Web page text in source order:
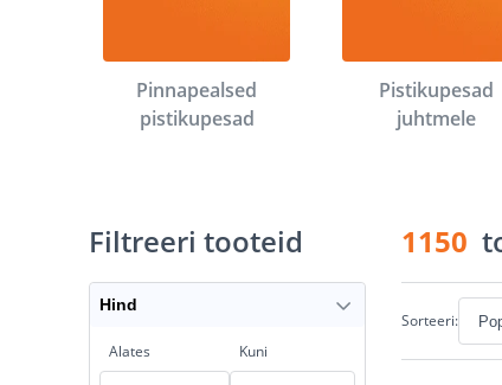
Pinnapealsed
pistikupesad
Pistikupesad
juhtmele
1150
Sorteeri:
Filtreeri tooteid
Hind
Alates Kuni